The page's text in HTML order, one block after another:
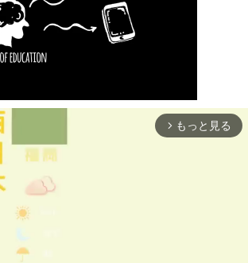
arrow_forward_ios もっと見る